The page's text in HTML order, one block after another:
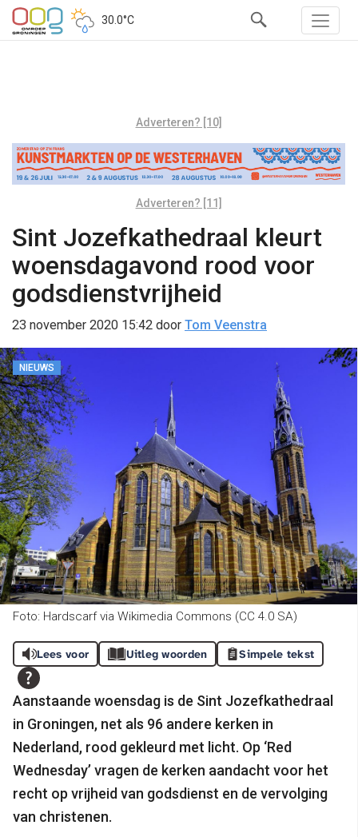
30.0°C
Adverteren? [10]
Adverteren? [11]
Sint Jozefkathedraal kleurt
woensdagavond rood voor
godsdienstvrijheid
23 november 2020 15:42 door Tom Veenstra
NIEUWS
Foto: Hardscarf via Wikimedia Commons (CC 4.0 SA)
Lees voor Uitleg woorden Simpele tekst
Aanstaande woensdag is de Sint Jozefkathedraal
in Groningen, net als 96 andere kerken in
Nederland, rood gekleurd met licht. Op ‘Red
Wednesday’ vragen de kerken aandacht voor het
recht op vrijheid van godsdienst en de vervolging
van christenen.